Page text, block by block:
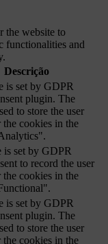
the website to
functionalities and
Descrição
is set by GDPR
plugin. The
to store the user
the cookies in the
is set by GDPR
to record the user
the cookies in the
is set by GDPR
plugin. The
to store the user
the cookies in the